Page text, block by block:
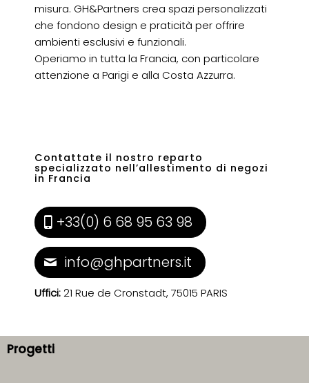
misura. GH&Partners crea spazi personalizzati
che fondono design e praticità per offrire
ambienti esclusivi e funzionali.
Operiamo in tutta la Francia, con particolare
attenzione a Parigi e alla Costa Azzurra.
Contattate il nostro reparto
specializzato nell’allestimento di negozi
in Francia
+33(0) 6 68 95 63 98
info@ghpartners.it
Uffici:21 Rue de Cronstadt, 75015 PARIS
Progetti